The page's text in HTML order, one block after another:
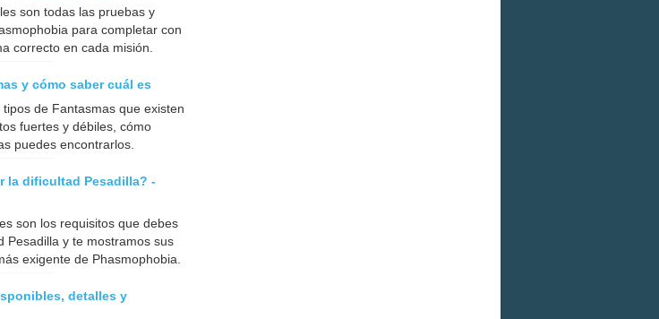
son todas las pruebas y
para completar con
correcto en cada misión.
y cómo saber cuál es
de Fantasmas que existen
fuertes y débiles, cómo
puedes encontrarlos.
la dificultad Pesadilla? -
son los requisitos que debes
Pesadilla y te mostramos sus
exigente de Phasmophobia.
detalles y